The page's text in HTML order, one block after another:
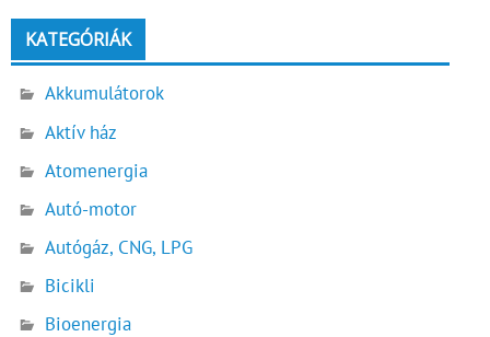
KATEGÓRIÁK
Akkumulátorok
Aktív ház
Atomenergia
Autó-motor
Autógáz, CNG, LPG
Bicikli
Bioenergia